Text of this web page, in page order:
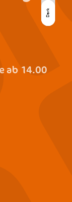
Dark
Dark
Light
ab 14.00